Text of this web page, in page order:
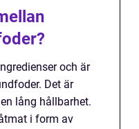
och är
Det är
lång hållbarhet.
i form av